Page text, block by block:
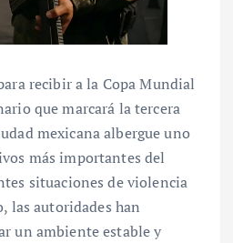
recibir a la Copa Mundial
que marcará la tercera
mexicana albergue uno
más importantes del
situaciones de violencia
las autoridades han
un ambiente estable y